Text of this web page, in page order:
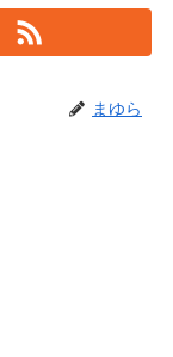
まゆら